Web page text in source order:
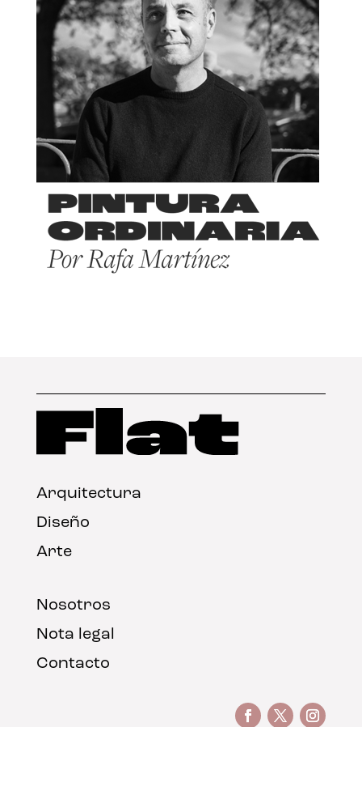
Arquitectura
Diseño
Arte
Nosotros
Nota legal
Contacto